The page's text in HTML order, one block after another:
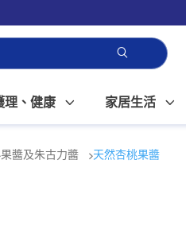
理、健康 家居生活
果醬及朱古力醬 天然杏桃果醬